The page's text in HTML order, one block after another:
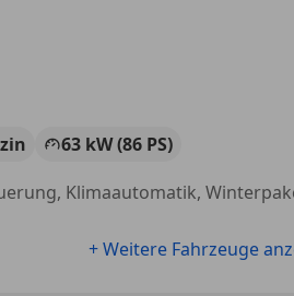
63 kW (86 PS)
+ Weitere Fahrzeuge